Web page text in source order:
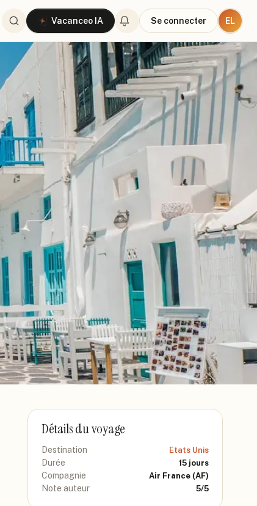
Vacanceo IA Se connecter EL
Détails du voyage
Destination Etats Unis
Durée 15 jours
Compagnie Air France (AF)
Note auteur 5/5